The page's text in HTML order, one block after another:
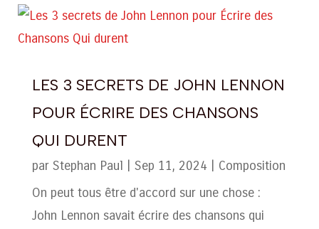
LES 3 SECRETS DE JOHN LENNON
POUR ÉCRIRE DES CHANSONS
QUI DURENT
par Stephan Paul | Sep 11, 2024| Composition
On peut tous être d'accord sur une chose :
John Lennon savait écrire des chansons qui